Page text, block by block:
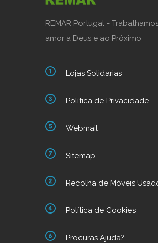
REMAR Portugal -
amor a Deus e ao Próximo
Lojas Solidarias
Política de Privacidade
Webmail
Sitemap
Recolha de Móveis
Política de Cookies
Procuras Ajuda?